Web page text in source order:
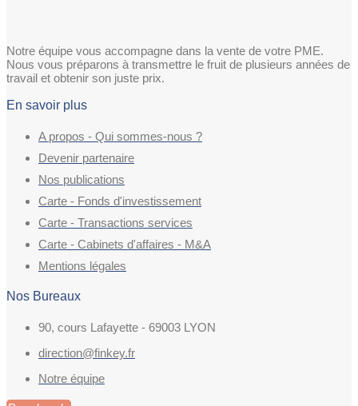
Notre équipe vous accompagne dans la vente de votre PME.
Nous vous préparons à transmettre le fruit de plusieurs années de
travail et obtenir son juste prix.
En savoir plus
A propos - Qui sommes-nous ?
Devenir partenaire
Nos publications
Carte - Fonds d'investissement
Carte - Transactions services
Carte - Cabinets d'affaires - M&A
Mentions légales
Nos Bureaux
90, cours Lafayette - 69003 LYON
direction@finkey.fr
Notre équipe